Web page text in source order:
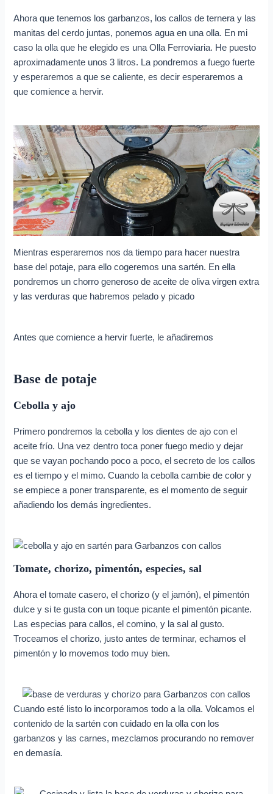
Ahora que tenemos los garbanzos, los callos de ternera y las
manitas del cerdo juntas, ponemos agua en una olla. En mi
caso la olla que he elegido es una Olla Ferroviaria. He puesto
aproximadamente unos 3 litros. La pondremos a fuego fuerte
y esperaremos a que se caliente, es decir esperaremos a
que comience a hervir.
Mientras esperaremos nos da tiempo para hacer nuestra
base del potaje, para ello cogeremos una sartén. En ella
pondremos un chorro generoso de aceite de oliva virgen extra
y las verduras que habremos pelado y picado
Antes que comience a hervir fuerte, le añadiremos
Base de potaje
Cebolla y ajo
Primero pondremos la cebolla y los dientes de ajo con el
aceite frío. Una vez dentro toca poner fuego medio y dejar
que se vayan pochando poco a poco, el secreto de los callos
es el tiempo y el mimo. Cuando la cebolla cambie de color y
se empiece a poner transparente, es el momento de seguir
añadiendo los demás ingredientes.
Tomate, chorizo, pimentón, especies, sal
Ahora el tomate casero, el chorizo (y el jamón), el pimentón
dulce y si te gusta con un toque picante el pimentón picante.
Las especias para callos, el comino, y la sal al gusto.
Troceamos el chorizo, justo antes de terminar, echamos el
pimentón y lo movemos todo muy bien.
Cuando esté listo lo incorporamos todo a la olla. Volcamos el
contenido de la sartén con cuidado en la olla con los
garbanzos y las carnes, mezclamos procurando no remover
en demasía.